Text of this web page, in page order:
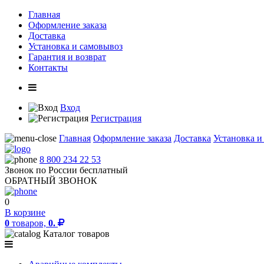
Главная
Оформление заказа
Доставка
Установка и самовывоз
Гарантия и возврат
Контакты
Вход
Регистрация
Главная Оформление заказа Доставка Установка
8 800 234 22 53
Звонок по России бесплатный
ОБРАТНЫЙ ЗВОНОК
0
В корзине
0 товаров, 0.
Каталог товаров